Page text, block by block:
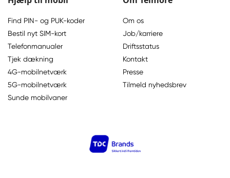
Find PIN- og PUK-koder
Bestil nyt SIM-kort
Telefonmanualer
Tjek dækning
4G-mobilnetværk
5G-mobilnetværk
Sunde mobilvaner
Om os
Job/karriere
Driftsstatus
Kontakt
Presse
Tilmeld nyhedsbrev